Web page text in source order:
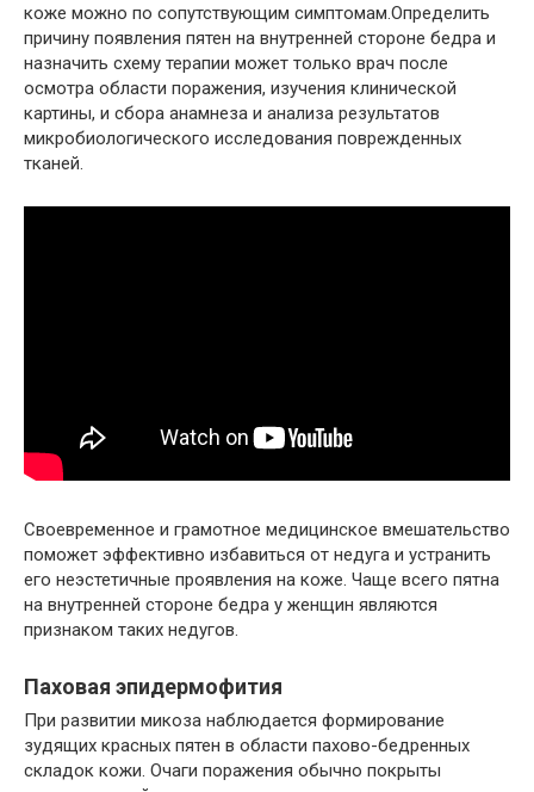
коже можно по сопутствующим симптомам.Определить
причину появления пятен на внутренней стороне бедра и
назначить схему терапии может только врач после
осмотра области поражения, изучения клинической
картины, и сбора анамнеза и анализа результатов
микробиологического исследования поврежденных
тканей.
Своевременное и грамотное медицинское вмешательство
поможет эффективно избавиться от недуга и устранить
его неэстетичные проявления на коже. Чаще всего пятна
на внутренней стороне бедра у женщин являются
признаком таких недугов.
Паховая эпидермофития
При развитии микоза наблюдается формирование
зудящих красных пятен в области пахово-бедренных
складок кожи. Очаги поражения обычно покрыты